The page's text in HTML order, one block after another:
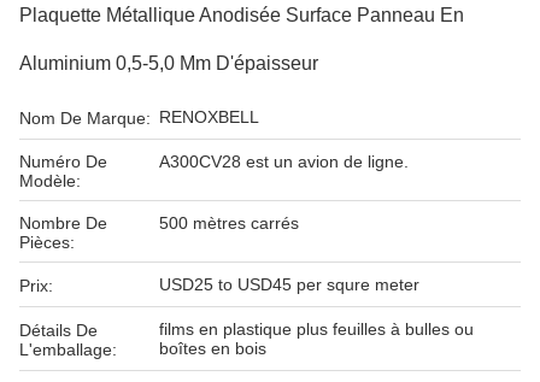
Plaquette Métallique Anodisée Surface Panneau En
Aluminium 0,5-5,0 Mm D'épaisseur
Nom De Marque: RENOXBELL
Numéro De
Modèle:
A300CV28 est un avion de ligne.
Nombre De
Pièces:
500 mètres carrés
Prix: USD25 to USD45 per squre meter
Détails De
L'emballage:
films en plastique plus feuilles à bulles ou
boîtes en bois